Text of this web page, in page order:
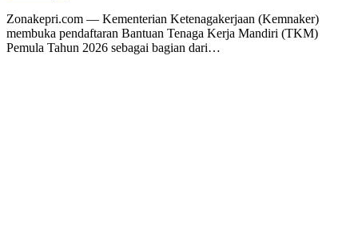
Zonakepri.com — Kementerian Ketenagakerjaan (Kemnaker)
membuka pendaftaran Bantuan Tenaga Kerja Mandiri (TKM)
Pemula Tahun 2026 sebagai bagian dari…